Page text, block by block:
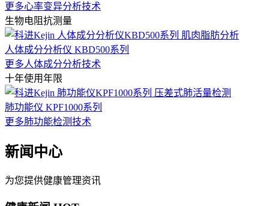
更多心率变异分析技术
生物电阻抗测量
人体成分分析仪 KBD500系列
更多人体成分分析技术
十年使用年限
肺功能仪 KPF1000系列
更多肺功能检测技术
新闻中心
为您提供健康管理资讯